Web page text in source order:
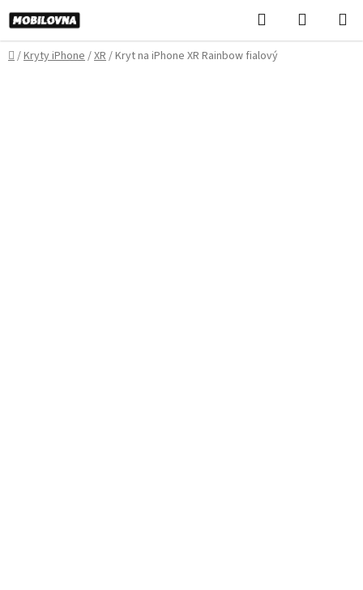
Prejsť
na
obsah
Hľadať
KOŠÍK
Domov
/Kryty iPhone/XR/Kryt na iPhone XR Rainbow fialový